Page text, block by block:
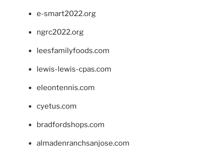
e-smart2022.org
ngrc2022.org
leesfamilyfoods.com
lewis-lewis-cpas.com
eleontennis.com
cyetus.com
bradfordshops.com
almadenranchsanjose.com